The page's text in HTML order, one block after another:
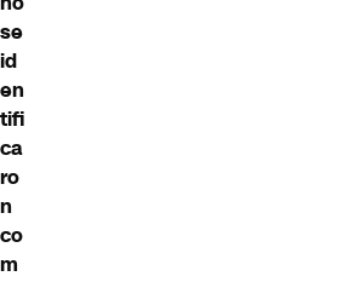
se
id
en
tifi
ca
ro
n
co
m